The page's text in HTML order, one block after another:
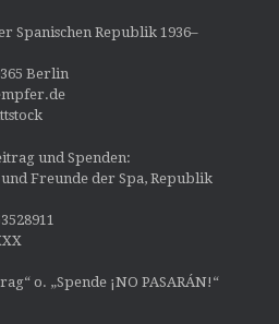
Spanischen Republik 1936–
Berlin
und Spenden:
Freunde der Spa, Republik
o. „Spende ¡NO PASARÁN!“